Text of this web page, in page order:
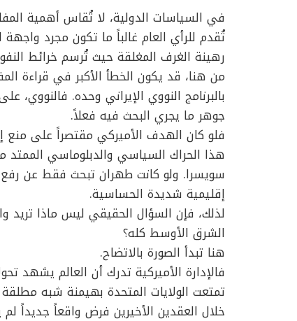
في السياسات الدولية، لا تُقاس أهمية
تُقدم للرأي العام غالباً ما تكون مجرد
رهينة الغرف المغلقة حيث تُرسم خرائط
من هنا، قد يكون الخطأ الأكبر في قراءة
بالبرنامج النووي الإيراني وحده.
جوهر ما يجري البحث فيه فعلاً.
فلو كان الهدف الأميركي مقتصراً على منع
هذا الحراك السياسي والدبلوماسي
سويسرا. ولو كانت طهران تبحث فقط عن
إقليمية شديدة الحساسية.
لذلك، فإن السؤال الحقيقي ليس ماذا تريد
الشرق الأوسط كله؟
هنا تبدأ الصورة بالاتضاح.
فالإدارة الأميركية تدرك أن العالم يشهد
تمتعت الولايات المتحدة بهيمنة شبه
خلال العقدين الأخيرين فرض واقعاً جديداً